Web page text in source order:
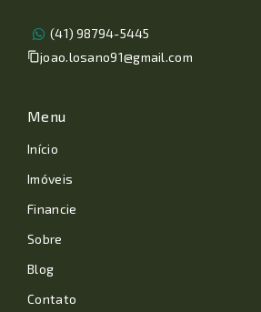
(41) 98794-5445
joao.losano91@gmail.com
Menu
Início
Imóveis
Financie
Sobre
Blog
Contato